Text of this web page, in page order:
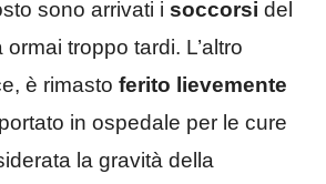
sono arrivati i soccorsi del
troppo tardi. L’altro
è rimasto ferito lievemente
in ospedale per le cure
la gravità della